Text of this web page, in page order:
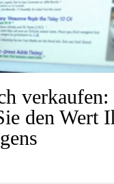
verkaufen:
den Wert